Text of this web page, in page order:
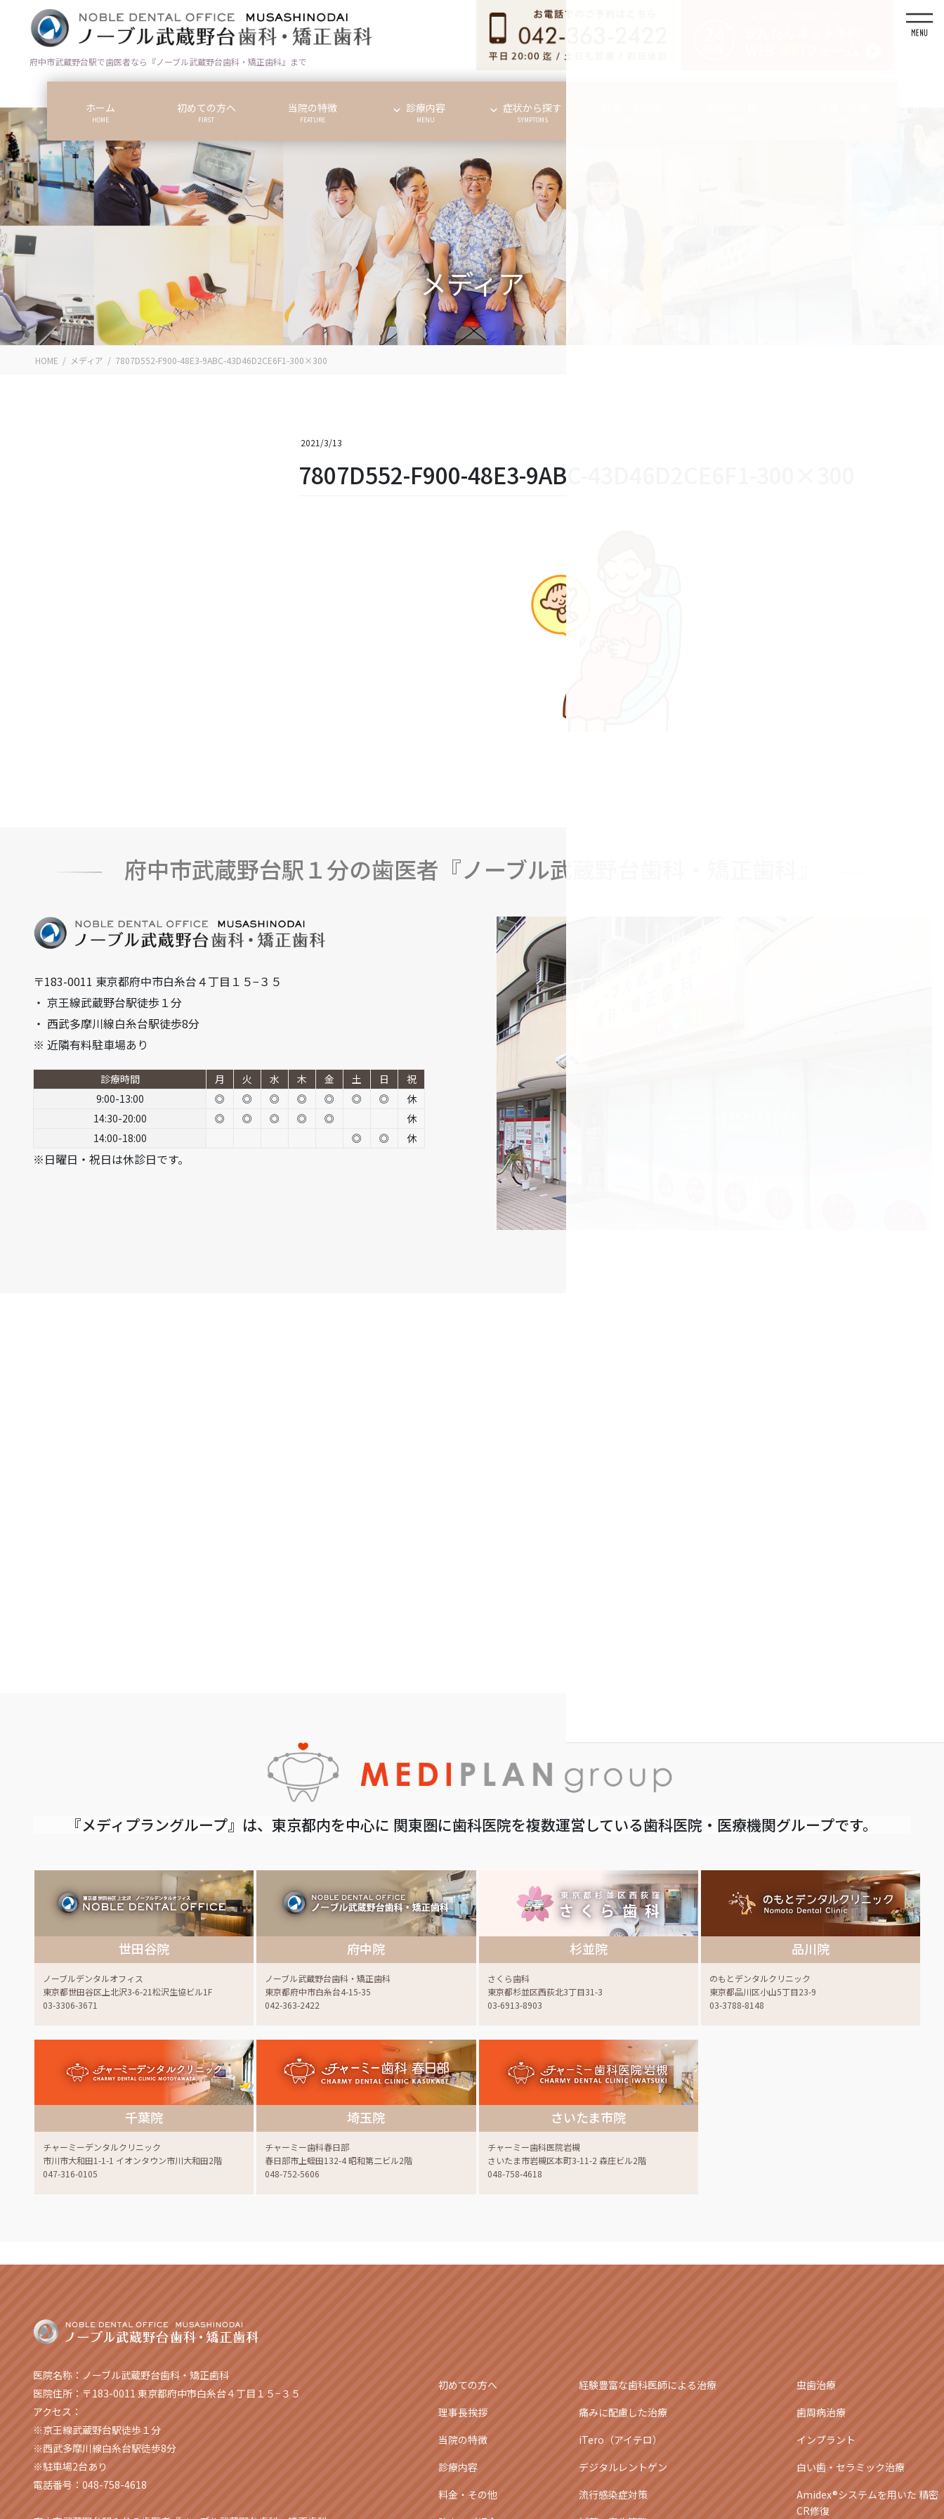
移
動
ン
に
移
動
府中市武蔵野台駅で歯医者なら『ノーブル武蔵野台歯科・矯正歯科』まで
ホーム
HOME
初めての方へ
FIRST
当院の特徴
FEATURE
診療内容
MENU
症状から探す
SYMPTOMS
メディア
HOME メディア 7807D552-F900-48E3-9ABC-43D46D2CE6F1-300×300
2021/3/13
7807D552-F900-48E3-9ABC-43D46D2CE6F1-300×300
府中市武蔵野台駅１分の歯医者『ノーブル武蔵野台歯科・矯正歯科』
〒183-0011 東京都府中市白糸台４丁目１５−３５
・ 京王線武蔵野台駅徒歩１分
・ 西武多摩川線白糸台駅徒歩8分
※ 近隣有料駐車場あり
診療時間 月 火 水 木 金 土 日
祝
9:00-13:00
◎ ◎ ◎ ◎ ◎ ◎ ◎
休
14:30-20:00
◎ ◎ ◎ ◎ ◎
休
14:00-18:00
◎ ◎ 休
※日曜日・祝日は休診日です。
『メディプラングループ』は、東京都内を中心に 関東圏に歯科医院を複数運営している歯科医院・医療機関グループです。
世田谷院
ノーブルデンタルオフィス
東京都世田谷区上北沢3-6-21松沢生協ビル1F
03-3306-3671
府中院
ノーブル武蔵野台歯科・矯正歯科
東京都府中市白糸台4-15-35
042-363-2422
杉並院
さくら歯科
東京都杉並区西荻北3丁目31-3
03-6913-8903
品川院
のもとデンタルクリニック
東京都品川区小山5丁目23-9
03-3788-8148
千葉院
チャーミーデンタルクリニック
市川市大和田1-1-1 イオンタウン市川大和田2階
047-316-0105
埼玉院
チャーミー歯科春日部
春日部市上蛭田132-4 昭和第二ビル2階
048-752-5606
さいたま市院
チャーミー歯科医院岩槻
さいたま市岩槻区本町3-11-2 森庄ビル2階
048-758-4618
医院名称：ノーブル武蔵野台歯科・矯正歯科
医院住所：〒183-0011 東京都府中市白糸台４丁目１５−３５
アクセス：
※京王線武蔵野台駅徒歩１分
※西武多摩川線白糸台駅徒歩8分
※駐車場2台あり
電話番号：048-758-4618
初めての方へ
理事長挨拶
当院の特徴
診療内容
料金・その他
経験豊富な歯科医師による治療
痛みに配慮した治療
iTero（アイテロ）
デジタルレントゲン
流行感染症対策
虫歯治療
歯周病治療
インプラント
白い歯・セラミック治療
Amidex®システムを用いた 精密
CR修復